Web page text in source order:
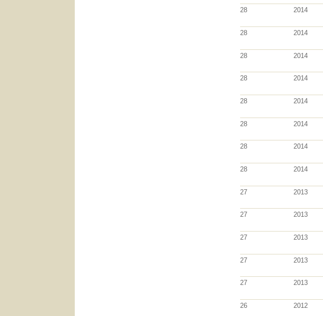
28
2014
28
2014
28
2014
28
2014
28
2014
28
2014
28
2014
28
2014
27
2013
27
2013
27
2013
27
2013
27
2013
26
2012